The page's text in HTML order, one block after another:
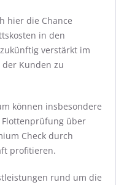
hier die Chance
in den
verstärkt im
Kunden zu
können insbesondere
über
Check durch
profitieren.
rund um die